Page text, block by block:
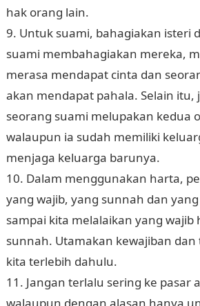
hak orang lain.
9. Untuk suami, bahagiakan isteri
suami membahagiakan mereka,
merasa mendapat cinta dan
akan mendapat pahala. Selain itu,
seorang suami melupakan kedua
walaupun ia sudah memiliki
menjaga keluarga barunya.
10. Dalam menggunakan harta,
yang wajib, yang sunnah dan
sampai kita melalaikan yang wajib
sunnah. Utamakan kewajiban
kita terlebih dahulu.
11. Jangan terlalu sering ke pasar